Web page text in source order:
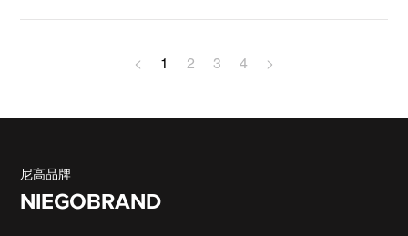
< 1 2 3 4 >
尼高品牌
NIEGOBRAND